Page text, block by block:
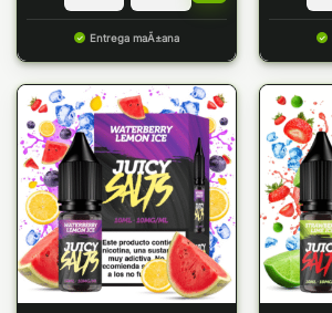
Entrega maÃ±ana